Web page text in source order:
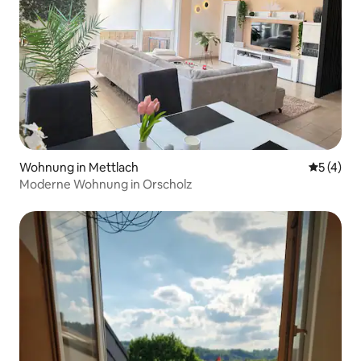
Wohnung in Mettlach
5 (4)
Moderne Wohnung in Orscholz